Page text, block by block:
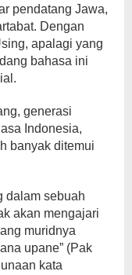
pendatang Jawa,
Dengan
apalagi yang
bahasa ini
generasi
Indonesia,
banyak ditemui
dalam sebuah
akan mengajari
muridnya
upane” (Pak
kata